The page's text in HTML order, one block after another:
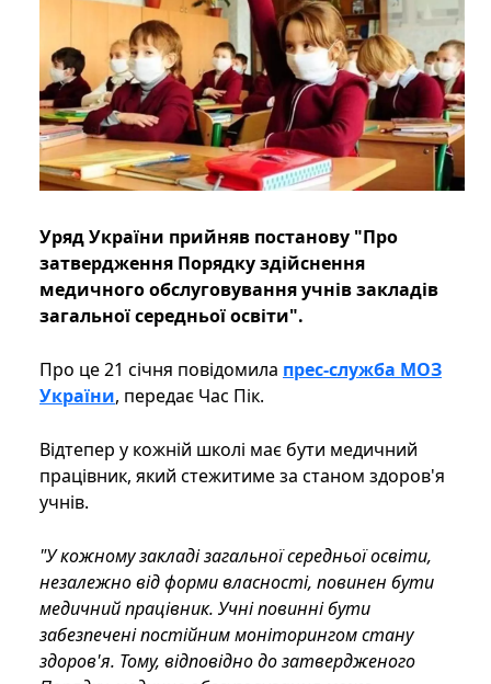
Уряд України прийняв постанову "Про
затвердження Порядку здійснення
медичного обслуговування учнів закладів
загальної середньої освіти".
Про це 21 січня повідомила прес-служба МОЗ
України, передає Час Пік.
Відтепер у кожній школі має бути медичний
працівник, який стежитиме за станом здоров'я
учнів.
"У кожному закладі загальної середньої освіти,
незалежно від форми власності, повинен бути
медичний працівник. Учні повинні бути
забезпечені постійним моніторингом стану
здоров'я. Тому, відповідно до затвердженого